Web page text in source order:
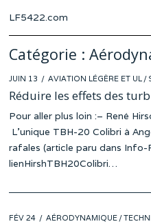
LF5422.com
Catégorie :
POSTED
ON
JUIN 13 JUIN
08
AVIATION LÉGÈRE ET UL /
Réduire les effets des
Pour aller plus loin :– René
L’unique TBH-20 Colibri à
rafales (article paru dans Info-
lienHirshTBH20Colibri…
POSTED
FÉV 24 FÉVAÉRODYNAMIQUE /